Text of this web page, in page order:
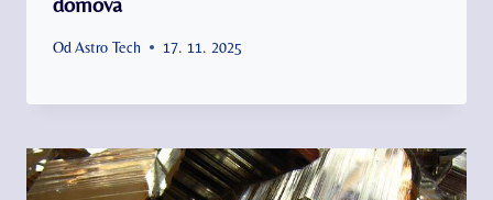
Od Astro Tech 17. 11. 2025